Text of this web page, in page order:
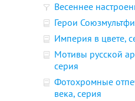
Весеннее
Герои
Империя в цвете,
Мотивы русской
серия
Фотохромные
века, серия